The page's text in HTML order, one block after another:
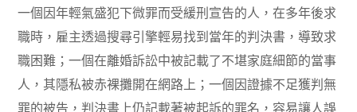
一個因年輕氣盛犯下微罪而受緩刑宣告的人，在多年後求
職時，雇主透過搜尋引擎輕易找到當年的判決書，導致求
職困難；一個在離婚訴訟中被記載了不堪家庭細節的當事
人，其隱私被赤裸攤開在網路上；一個因證據不足獲判無